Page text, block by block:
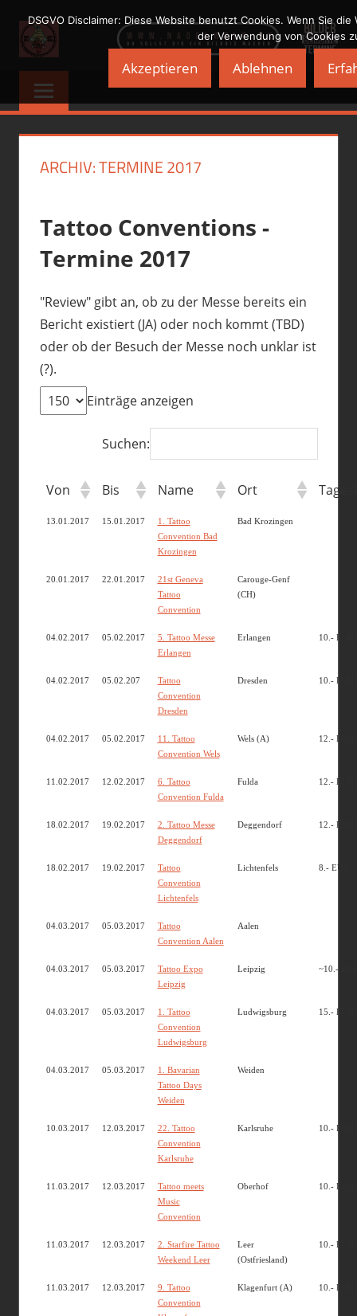
Inhalt
springen
NADELWELT
Du
sollst
ein
machen
ARCHIV: TERMINE 2017
Tattoo Conventions -
Termine 2017
"Review" gibt an, ob zu der Messe bereits ein
Bericht existiert (JA) oder noch kommt (TBD)
oder ob der Besuch der Messe noch unklar ist
(?).
Einträge anzeigen
Suchen:
Von Bis Name Ort
13.01.2017 15.01.2017
1. Tattoo
Convention Bad
Krozingen
Bad Krozingen
20.01.2017 22.01.2017
21st Geneva
Tattoo
Convention
Carouge-Genf
(CH)
04.02.2017 05.02.2017
5. Tattoo Messe
Erlangen
Erlangen 10.- EUR
04.02.2017 05.02.207
Tattoo
Convention
Dresden
Dresden 10.- EUR
04.02.2017 05.02.2017
11. Tattoo
Convention Wels
Wels (A) 12.- EUR
11.02.2017 12.02.2017
6. Tattoo
Convention Fulda
Fulda 12.- EUR
18.02.2017 19.02.2017
2. Tattoo Messe
Deggendorf
Deggendorf 12.- EUR
18.02.2017 19.02.2017
Tattoo
Convention
Lichtenfels
Lichtenfels 8.- EUR
04.03.2017 05.03.2017
Tattoo
Convention Aalen
Aalen
04.03.2017 05.03.2017
Tattoo Expo
Leipzig
Leipzig ~10.-
04.03.2017 05.03.2017
1. Tattoo
Convention
Ludwigsburg
Ludwigsburg 15.- EUR
04.03.2017 05.03.2017
1. Bavarian
Tattoo Days
Weiden
Weiden
10.03.2017 12.03.2017
22. Tattoo
Convention
Karlsruhe
Karlsruhe 10.- EUR
11.03.2017 12.03.2017
Tattoo meets
Music
Convention
Oberhof 10.- EUR
11.03.2017 12.03.2017
2. Starfire Tattoo
Weekend Leer
Leer
(Ostfriesland)
10.- EUR
11.03.2017 12.03.2017
9. Tattoo
Convention
Klagenfurt (A) 10.- EUR
DSGVO Disclaimer: Diese Website benutzt Cookies. Wenn Sie
der Verwendung von Cookies
Akzeptieren Ablehnen